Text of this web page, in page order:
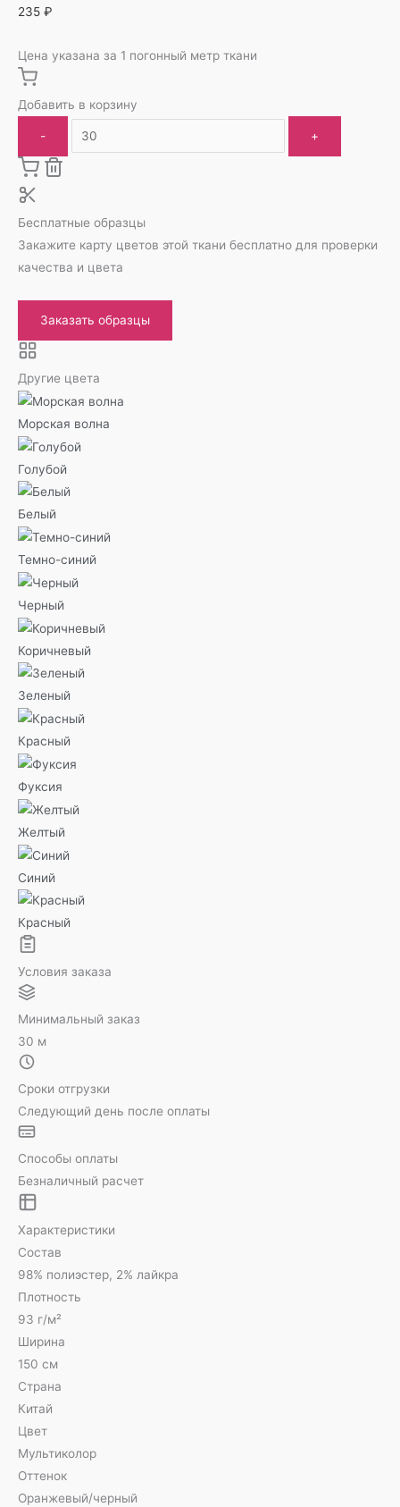
235 ₽
Цена указана за 1 погонный метр ткани
Добавить в корзину
- +
Бесплатные образцы
Закажите карту цветов этой ткани бесплатно для проверки
качества и цвета
Заказать образцы
Другие цвета
Морская волна
Голубой
Белый
Темно-синий
Черный
Коричневый
Зеленый
Красный
Фуксия
Желтый
Синий
Красный
Условия заказа
Минимальный заказ
30 м
Сроки отгрузки
Следующий день после оплаты
Способы оплаты
Безналичный расчет
Характеристики
Состав
98% полиэстер, 2% лайкра
Плотность
93 г/м²
Ширина
150 см
Страна
Китай
Цвет
Мультиколор
Оттенок
Оранжевый/черный